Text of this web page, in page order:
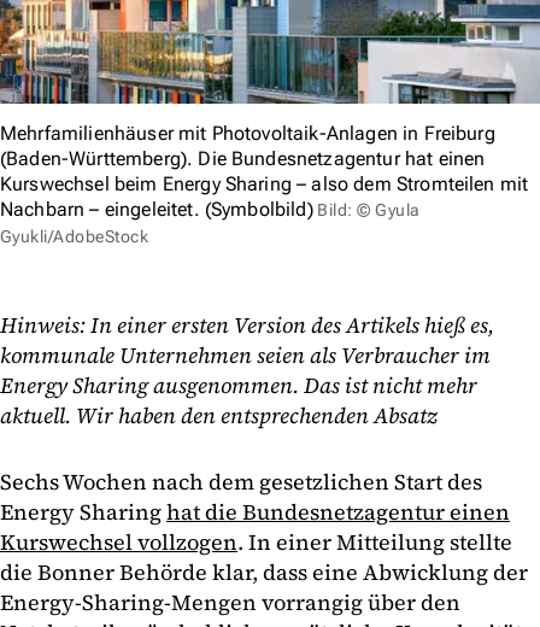
Mehrfamilienhäuser mit Photovoltaik-Anlagen in Freiburg
(Baden-Württemberg). Die Bundesnetzagentur hat einen
Kurswechsel beim Energy Sharing – also dem Stromteilen mit
Nachbarn – eingeleitet. (Symbolbild) Bild: © Gyula
Gyukli/AdobeStock
Hinweis: In einer ersten Version des Artikels hieß es,
kommunale Unternehmen seien als Verbraucher im
Energy Sharing ausgenommen. Das ist nicht mehr
aktuell. Wir haben den entsprechenden Absatz
Sechs Wochen nach dem gesetzlichen Start des
Energy Sharinghat die Bundesnetzagentur einen
Kurswechsel vollzogen. In einer Mitteilung stellte
die Bonner Behörde klar, dass eine Abwicklung der
Energy-Sharing-Mengen vorrangig über den